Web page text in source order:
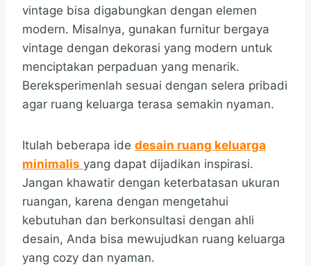
vintage bisa digabungkan dengan elemen
modern. Misalnya, gunakan furnitur bergaya
vintage dengan dekorasi yang modern untuk
menciptakan perpaduan yang menarik.
Bereksperimenlah sesuai dengan selera pribadi
agar ruang keluarga terasa semakin nyaman.
Itulah beberapa ide desain ruang keluarga
minimalis yang dapat dijadikan inspirasi.
Jangan khawatir dengan keterbatasan ukuran
ruangan, karena dengan mengetahui
kebutuhan dan berkonsultasi dengan ahli
desain, Anda bisa mewujudkan ruang keluarga
yang cozy dan nyaman.